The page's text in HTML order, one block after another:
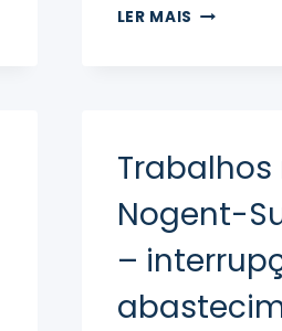
LER MAIS OBRA
DO
SERVIÇO
ÁGUA
Trabalhos
Nogent-
–